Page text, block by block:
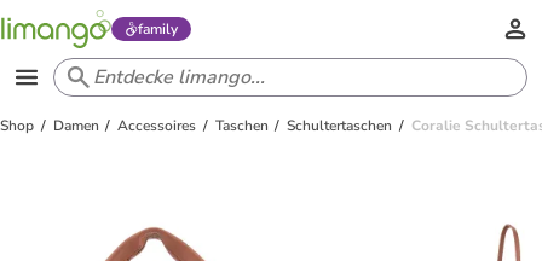
family
Shop Damen Accessoires Taschen Schultertaschen Coralie